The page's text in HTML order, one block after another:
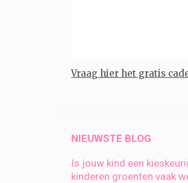
Vraag hier het gratis
NIEUWSTE BLOG
Is jouw kind een
kinderen groenten vaak